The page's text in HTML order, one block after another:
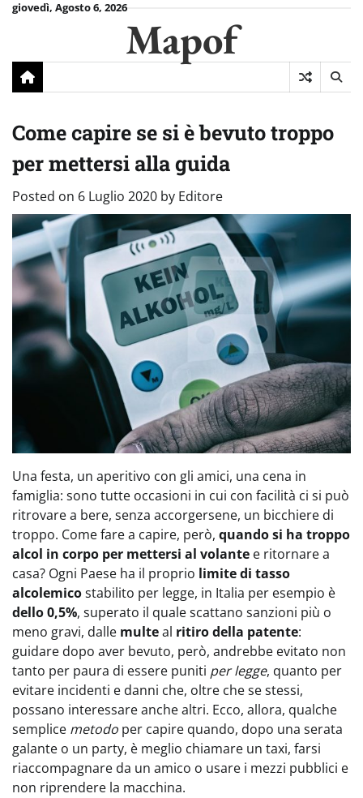
Skipgiovedì, Agosto 6, 2026
Mapof
Come capire se si è bevuto troppo
per mettersi alla guida
Posted on 6 Luglio 2020 by Editore
Una festa, un aperitivo con gli amici, una cena in
famiglia: sono tutte occasioni in cui con facilità ci si può
ritrovare a bere, senza accorgersene, un bicchiere di
troppo. Come fare a capire, però, quando si ha troppo
alcol in corpo per mettersi al volante e ritornare a
casa? Ogni Paese ha il proprio limite di tasso
alcolemicostabilito per legge, in Italia per esempio è
dello 0,5%, superato il quale scattano sanzioni più o
meno gravi, dalle multeal ritiro della patente:
guidare dopo aver bevuto, però, andrebbe evitato non
tanto per paura di essere puniti per legge, quanto per
evitare incidenti e danni che, oltre che se stessi,
possano interessare anche altri. Ecco, allora, qualche
semplice metodo per capire quando, dopo una serata
galante o un party, è meglio chiamare un taxi, farsi
riaccompagnare da un amico o usare i mezzi pubblici e
non riprendere la macchina.